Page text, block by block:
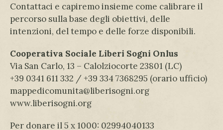
Contattaci e capiremo insieme come calibrare il
percorso sulla base degli obiettivi, delle
intenzioni, del tempo e delle forze disponibili.
Cooperativa Sociale Liberi Sogni Onlus
Via San Carlo, 13 – Calolziocorte 23801 (LC)
+39 0341 611 332 / +39 334 7368295 (orario ufficio)
mappedicomunita@liberisogni.org
www.liberisogni.org
Per donare il 5 x 1000: 02994040133